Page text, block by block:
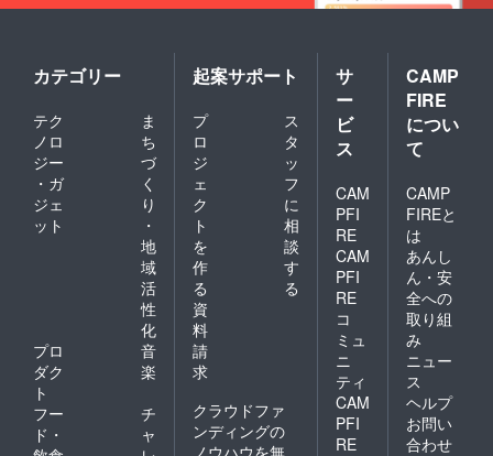
カテゴリー
テク
ノロ
ジー
・ガ
ジェ
ット
ま
ち
づ
く
り
・
地
域
活
性
化
プロ
ダク
ト
音
楽
フー
ド・
チ
ャ
起案サポート
プ
ロ
ジ
ェ
ク
ト
を
作
る
ス
タ
ッ
フ
に
相
談
す
る
資
料
請
求
クラウドファ
ンディングの
サ
ー
ビ
ス
CAM
PFI
RE
CAM
PFI
RE
コ
ミュ
ニ
ティ
CAM
PFI
RE
CAMP
FIRE
につい
て
CAMP
FIREと
は
あんし
ん・安
全への
取り組
み
ニュー
ス
ヘルプ
お問い
合わせ